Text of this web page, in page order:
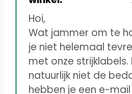
gewassen en de
nog steeds duidelijk
en zitten nog vast (Bij andere
bewoners die
labels hadden zijn
Hoi,
Wat jammer om te
je niet helemaal
met onze strijklabels.
natuurlijk niet de
hebben je een e-